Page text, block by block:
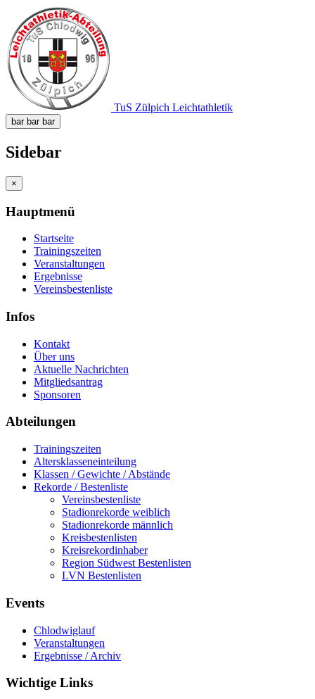
TuS Zülpich Leichtathletik
bar bar bar
Sidebar
×
Hauptmenü
Startseite
Trainingszeiten
Veranstaltungen
Ergebnisse
Vereinsbestenliste
Infos
Kontakt
Über uns
Aktuelle Nachrichten
Mitgliedsantrag
Sponsoren
Abteilungen
Trainingszeiten
Altersklasseneinteilung
Klassen / Gewichte / Abstände
Rekorde / Bestenliste
Vereinsbestenliste
Stadionrekorde weiblich
Stadionrekorde männlich
Kreisbestenlisten
Kreisrekordinhaber
Region Südwest Bestenlisten
LVN Bestenlisten
Events
Chlodwiglauf
Veranstaltungen
Ergebnisse / Archiv
Wichtige Links